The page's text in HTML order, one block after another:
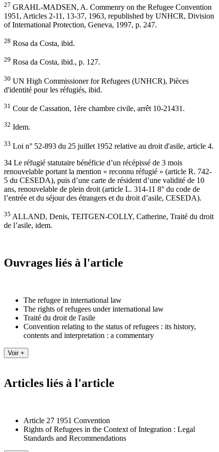
27 GRAHL-MADSEN, A. Commenry on the Refugee Convention
1951, Articles 2-11, 13-37, 1963, republished by UNHCR, Division
of International Protection, Geneva, 1997, p. 247.
28 Rosa da Costa, ibid.
29 Rosa da Costa, ibid., p. 127.
30 UN High Commissioner for Refugees (UNHCR), Pièces
d'identité pour les réfugiés, ibid.
31 Cour de Cassation, 1ère chambre civile, arrêt 10-21431.
32 Idem.
33 Loi n° 52-893 du 25 juillet 1952 relative au droit d'asile, article 4.
34 Le réfugié statutaire bénéficie d’un récépissé de 3 mois
renouvelable portant la mention « reconnu réfugié » (article R. 742-
5 du CESEDA), puis d’une carte de résident d’une validité de 10
ans, renouvelable de plein droit (article L. 314-11 8° du code de
l’entrée et du séjour des étrangers et du droit d’asile, CESEDA).
35 ALLAND, Denis, TEITGEN-COLLY, Catherine, Traité du droit
de l’asile, idem.
Ouvrages liés à l'article
The refugee in international law
The rights of refugees under international law
Traité du droit de l'asile
Convention relating to the status of refugees : its history,
contents and interpretation : a commentary
Articles liés à l'article
Article 27 1951 Convention
Rights of Refugees in the Context of Integration : Legal
Standards and Recommendations